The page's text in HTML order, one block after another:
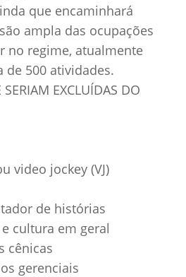
que encaminhará
ampla das ocupações
no regime, atualmente
de 500 atividades.
EXCLUÍDAS DO
video jockey (VJ)
de histórias
cultura em geral
cênicas
gerenciais